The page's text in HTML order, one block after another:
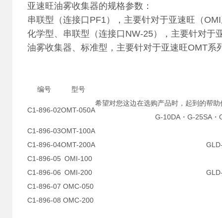
亚速旺油雾收集器的规格参数：
串联型（连接口PF1），主要针对于亚速旺（
化学型、串联型（连接口NW-25），主要针对于
油雾收集器、标准型，主要针对于亚速旺OMT系
编号 型号
C1-896-02OMT-050A
希望对您这边在选购产品时，起到的帮
G-10DA・G-25SA・
C1-896-03OMT-100A
C1-896-04OMT-200A
C1-896-05 OMI-100
C1-896-06 OMI-200
C1-896-07 OMC-050
C1-896-08 OMC-200